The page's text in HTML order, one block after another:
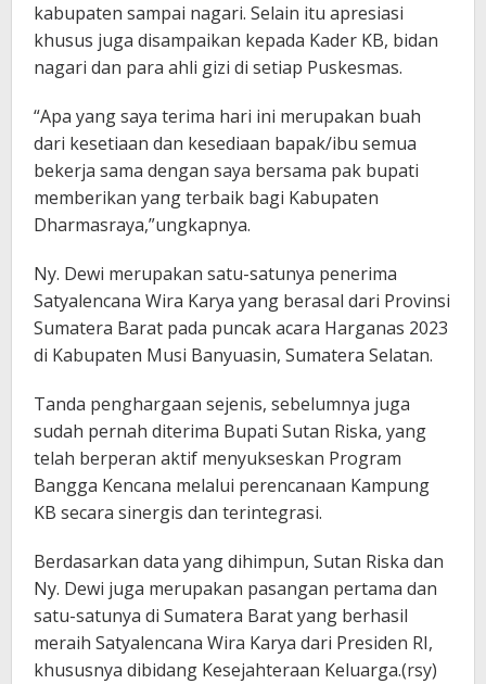
kabupaten sampai nagari. Selain itu apresiasi
khusus juga disampaikan kepada Kader KB, bidan
nagari dan para ahli gizi di setiap Puskesmas.
“Apa yang saya terima hari ini merupakan buah
dari kesetiaan dan kesediaan bapak/ibu semua
bekerja sama dengan saya bersama pak bupati
memberikan yang terbaik bagi Kabupaten
Dharmasraya,”ungkapnya.
Ny. Dewi merupakan satu-satunya penerima
Satyalencana Wira Karya yang berasal dari Provinsi
Sumatera Barat pada puncak acara Harganas 2023
di Kabupaten Musi Banyuasin, Sumatera Selatan.
Tanda penghargaan sejenis, sebelumnya juga
sudah pernah diterima Bupati Sutan Riska, yang
telah berperan aktif menyukseskan Program
Bangga Kencana melalui perencanaan Kampung
KB secara sinergis dan terintegrasi.
Berdasarkan data yang dihimpun, Sutan Riska dan
Ny. Dewi juga merupakan pasangan pertama dan
satu-satunya di Sumatera Barat yang berhasil
meraih Satyalencana Wira Karya dari Presiden RI,
khususnya dibidang Kesejahteraan Keluarga.(rsy)